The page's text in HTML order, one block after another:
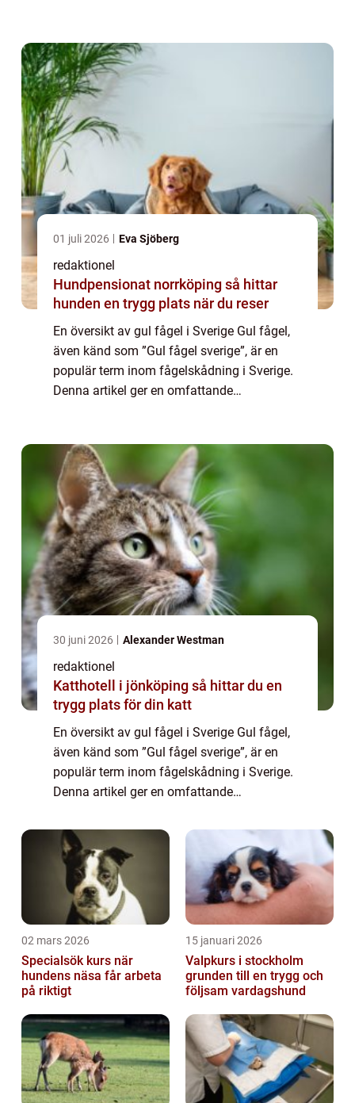
01 juli 2026 Eva Sjöberg
redaktionel
Hundpensionat norrköping så hittar
hunden en trygg plats när du reser
En översikt av gul fågel i Sverige Gul fågel,
även känd som ”Gul fågel sverige”, är en
populär term inom fågelskådning i Sverige.
Denna artikel ger en omfattande
30 juni 2026 Alexander Westman
redaktionel
Katthotell i jönköping så hittar du en
trygg plats för din katt
En översikt av gul fågel i Sverige Gul fågel,
även känd som ”Gul fågel sverige”, är en
populär term inom fågelskådning i Sverige.
Denna artikel ger en omfattande
en överblick över vad det är,...
02 mars 2026
Specialsök kurs när
hundens näsa får arbeta
på riktigt
15 januari 2026
Valpkurs i stockholm
grunden till en trygg och
följsam vardagshund